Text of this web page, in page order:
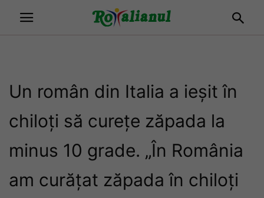
Un român din Italia a ieșit în
chiloți să curețe zăpada la
minus 10 grade. „În România
am curățat zăpada în chiloți